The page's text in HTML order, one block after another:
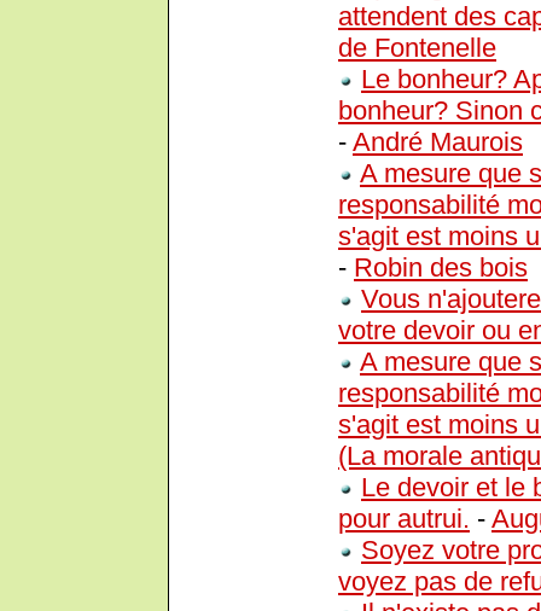
attendent des
de Fontenelle
Le bonheur?
bonheur? Sinon
- André Maurois
A mesure que
responsabilité
s'agit est moins
- Robin des bois
Vous
votre devoir ou
A mesure que
responsabilité
s'agit est moins
(La morale
Le devoir et le
pour autrui. -
Soyez votre
voyez pas de